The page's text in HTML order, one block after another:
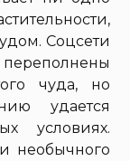
Соцсети
чуда, но
удается
условиях.
необычного